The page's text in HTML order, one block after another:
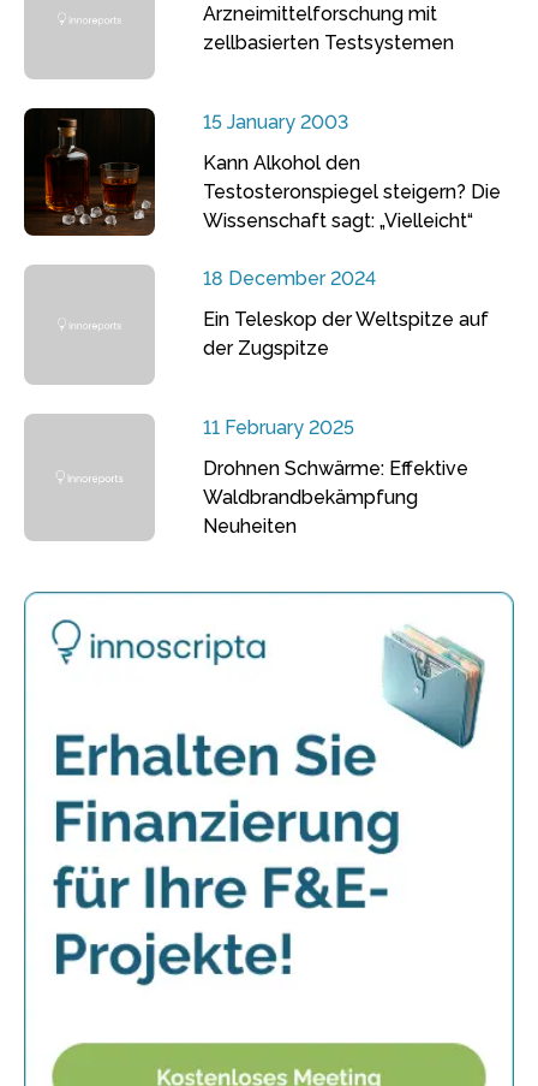
Arzneimittelforschung mit
zellbasierten Testsystemen
15 January 2003
Kann Alkohol den
Testosteronspiegel steigern? Die
Wissenschaft sagt: „Vielleicht“
18 December 2024
Ein Teleskop der Weltspitze auf
der Zugspitze
11 February 2025
Drohnen Schwärme: Effektive
Waldbrandbekämpfung
Neuheiten